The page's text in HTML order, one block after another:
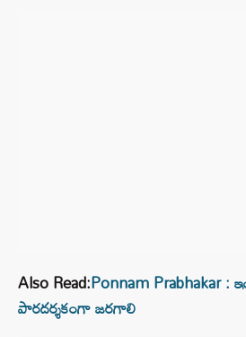
Also Read:Ponnam Prabhakar :
పారదర్శకంగా జరగాలి